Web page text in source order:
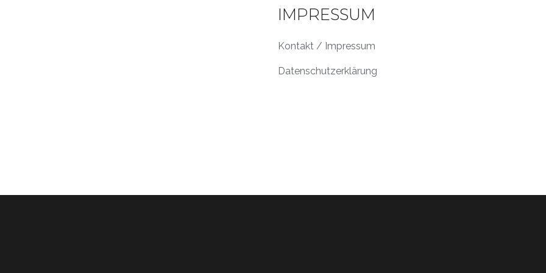
IMPRESSUM
Kontakt / Impressum
Datenschutzerklärung